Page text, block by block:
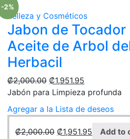
-2%
Belleza y Cosméticos
Jabon de Tocador
Aceite de Arbol
Herbacil
₡2,000.00 ₡1,951.95
Jabón para Limpieza profunda
Agregar a la Lista de deseos
₡2,000.00 ₡1,951.95 Add to